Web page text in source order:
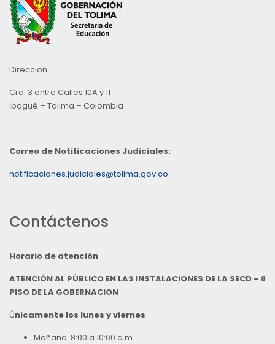
Direccion
Cra. 3 entre Calles 10A y 11
Ibagué – Tolima – Colombia
Correo de Notificaciones Judiciales:
notificaciones.judiciales@tolima.gov.co
Contáctenos
Horario de atención
ATENCIÓN AL PÚBLICO EN LAS INSTALACIONES DE LA SECD – 8
PISO DE LA GOBERNACION
Únicamente los lunes y viernes
Mañana: 8:00 a 10:00 a.m.